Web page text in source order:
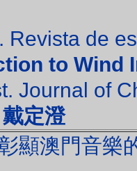
Revista de
to Wind
Journal of
定澄
顯澳門音樂